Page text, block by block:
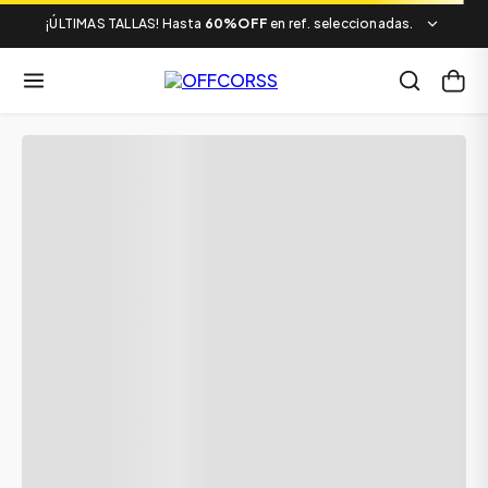
¡ÚLTIMAS TALLAS! Hasta 60%OFF en ref. seleccionadas.